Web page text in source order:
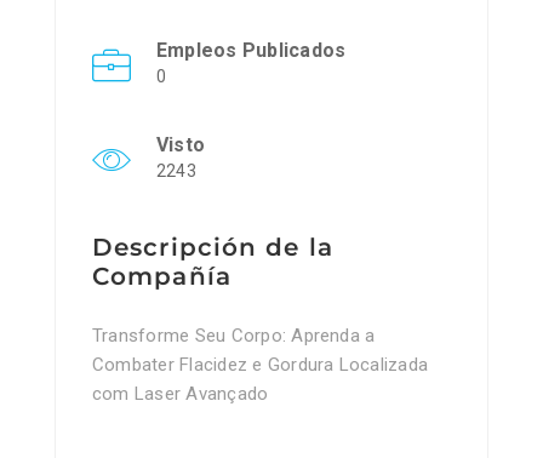
Empleos Publicados
0
Visto
2243
Descripción de la
Compañía
Transforme Seu Corpo: Aprenda a
Combater Flacidez e Gordura Localizada
com Laser Avançado